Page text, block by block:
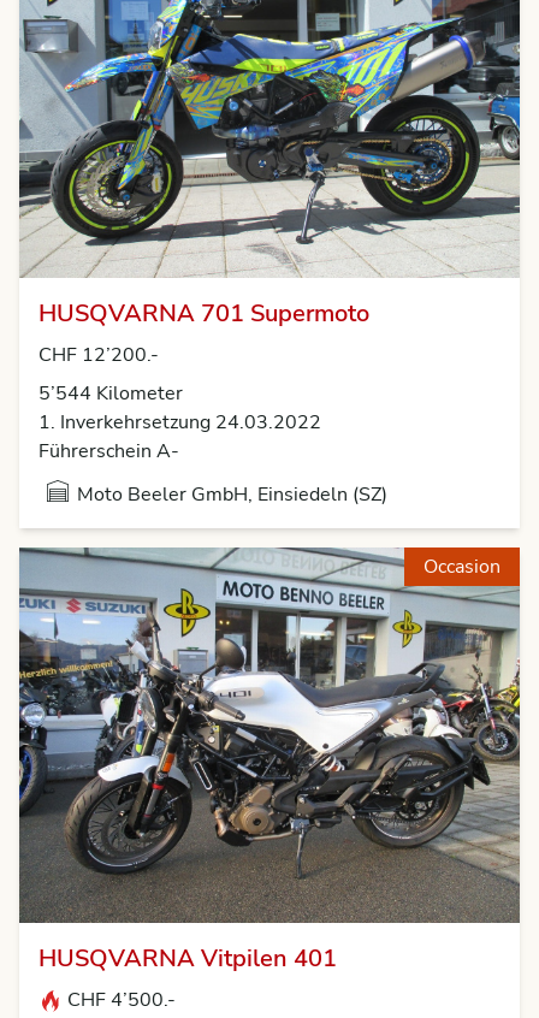
HUSQVARNA 701 Supermoto
CHF 12’200.-
5’544 Kilometer
1. Inverkehrsetzung 24.03.2022
Führerschein A-
Moto Beeler GmbH, Einsiedeln (SZ)
Occasion
HUSQVARNA Vitpilen 401
CHF 4’500.-